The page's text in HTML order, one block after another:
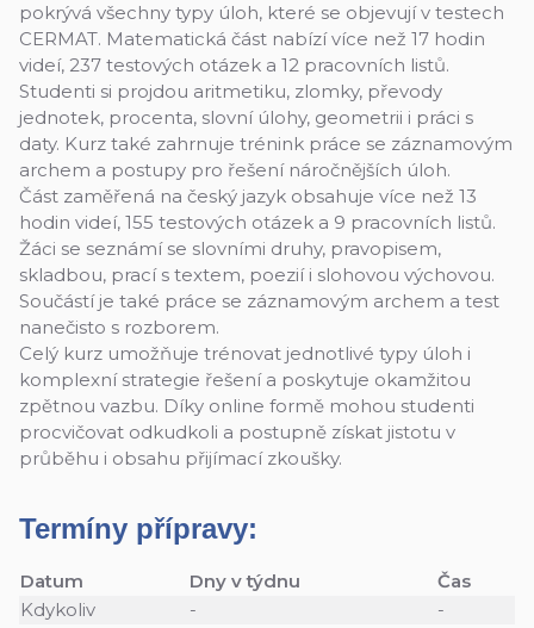
pokrývá všechny typy úloh, které se objevují v testech
CERMAT. Matematická část nabízí více než 17 hodin
videí, 237 testových otázek a 12 pracovních listů.
Studenti si projdou aritmetiku, zlomky, převody
jednotek, procenta, slovní úlohy, geometrii i práci s
daty. Kurz také zahrnuje trénink práce se záznamovým
archem a postupy pro řešení náročnějších úloh.
Část zaměřená na český jazyk obsahuje více než 13
hodin videí, 155 testových otázek a 9 pracovních listů.
Žáci se seznámí se slovními druhy, pravopisem,
skladbou, prací s textem, poezií i slohovou výchovou.
Součástí je také práce se záznamovým archem a test
nanečisto s rozborem.
Celý kurz umožňuje trénovat jednotlivé typy úloh i
komplexní strategie řešení a poskytuje okamžitou
zpětnou vazbu. Díky online formě mohou studenti
procvičovat odkudkoli a postupně získat jistotu v
průběhu i obsahu přijímací zkoušky.
Termíny přípravy:
Datum Dny v týdnu
Čas
Kdykoliv
- -